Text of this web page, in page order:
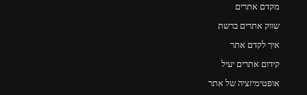
מקדם אתרים
שווק אתרים ברשת
איך לקדם אתר
קידום אתרים יעיל
אופטימיזציה של אתר